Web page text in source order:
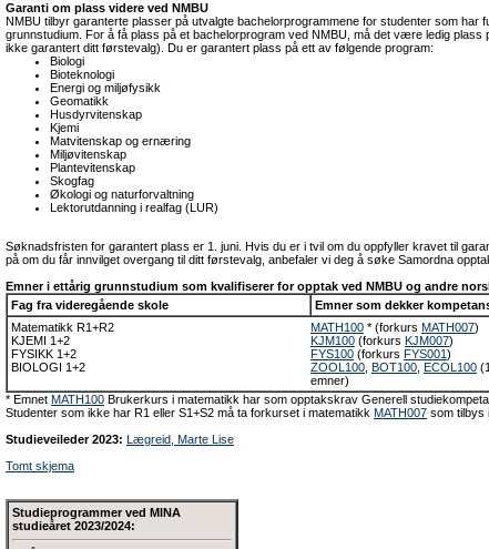
Garanti om plass videre ved NMBU
NMBU tilbyr garanterte plasser på utvalgte bachelorprogrammene for studenter som har
grunnstudium. For å få plass på et bachelorprogram ved NMBU, må det være ledig plass
ikke garantert ditt førstevalg). Du er garantert plass på ett av følgende program:
Biologi
Bioteknologi
Energi og miljøfysikk
Geomatikk
Husdyrvitenskap
Kjemi
Matvitenskap og ernæring
Miljøvitenskap
Plantevitenskap
Skogfag
Økologi og naturforvaltning
Lektorutdanning i realfag (LUR)
Søknadsfristen for garantert plass er 1. juni. Hvis du er i tvil om du oppfyller kravet til
på om du får innvilget overgang til ditt førstevalg, anbefaler vi deg å søke Samordna
Emner i ettårig grunnstudium som kvalifiserer for opptak ved NMBU og andre
Fag fra videregående skole
Emner som dekker
Matematikk R1+R2
MATH100 * (forkurs MATH007)
KJEMI 1+2
KJM100 (forkurs KJM007)
FYSIKK 1+2
FYS100 (forkurs FYS001)
BIOLOGI 1+2
ZOOL100 BOT100 ECOL100
emner)
* Emnet MATH100 Brukerkurs i matematikk har som opptakskrav Generell
Studenter som ikke har R1 eller S1+S2 må ta forkurset i matematikk MATH007 som tilbys
Studieveileder 2023: Lægreid, Marte Lise
Tomt skjema
Studieprogrammer ved MINA
studieåret 2023/2024: